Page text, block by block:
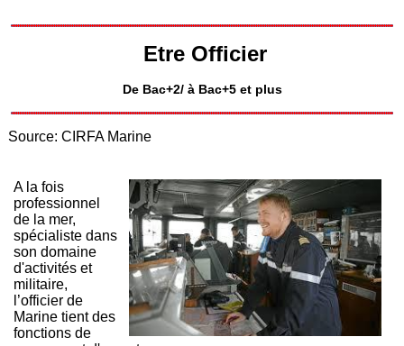
Etre Officier
De Bac+2/ à Bac+5 et plus
Source: CIRFA Marine
A la fois
professionnel
de la mer,
spécialiste dans
son domaine
d'activités et
militaire,
l’officier de
Marine tient des
fonctions de